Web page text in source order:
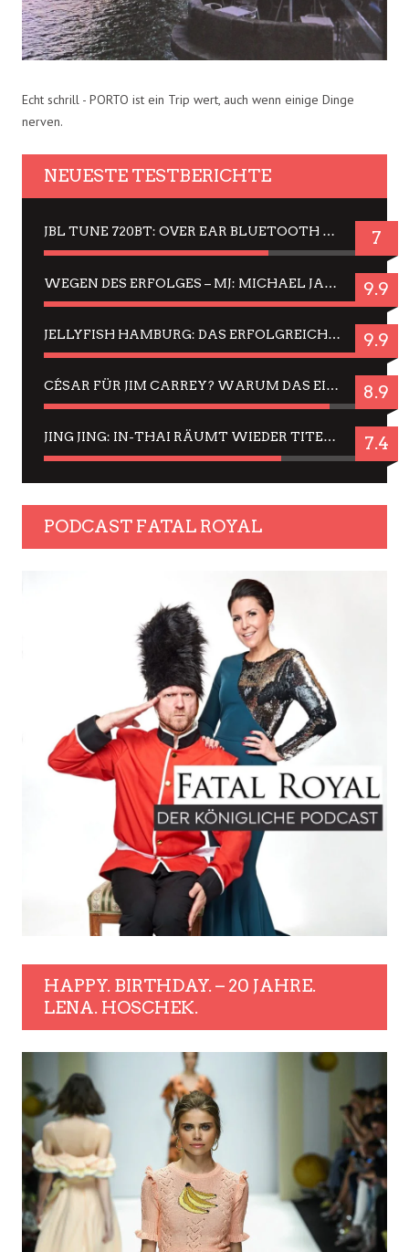
Echt schrill - PORTO ist ein Trip wert, auch wenn einige Dinge
nerven.
NEUESTE TESTBERICHTE
JBL TUNE 720BT: OVER EAR BLUETOOTH KOPFHÖRER UM DIE 50,-€ IM DAUER-TEST 7
WEGEN DES ERFOLGES – MJ: MICHAEL JACKSON MUSICAL IN EINER MATINEE SEHEN 9.9
JELLYFISH HAMBURG: DAS ERFOLGREICHE SOMMER-MENÜ 2025 IN GEFÜHLEN UND BILDERN 9.9
CÉSAR FÜR JIM CARREY? WARUM DAS EINER DER NERVIGSTEN ACTORS IST UND BLEIBT 8.9
JING JING: IN-THAI RÄUMT WIEDER TITEL AB – EIN ZWEI-STUNDEN-ERLEBNISBERICHT 7.4
PODCAST FATAL ROYAL
HAPPY. BIRTHDAY. – 20 JAHRE.
LENA. HOSCHEK.